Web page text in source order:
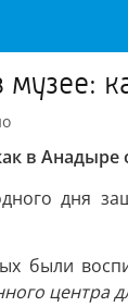
музее:
в
дня
были
центра